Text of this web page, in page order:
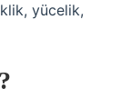
yücelik,